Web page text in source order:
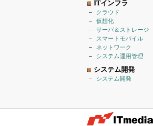
ITインフラ
クラウド
仮想化
サーバ＆ストレージ
スマートモバイル
ネットワーク
システム運用管理
システム開発
システム開発